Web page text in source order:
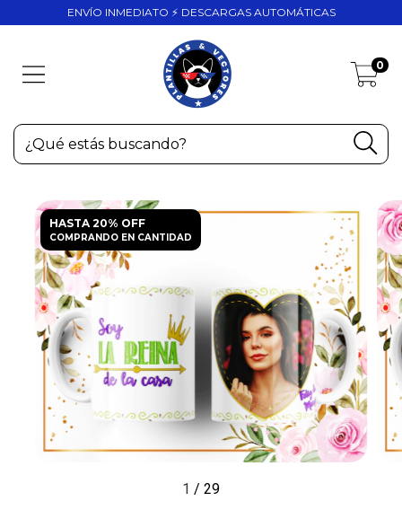
ENVÍO INMEDIATO ⚡ DESCARGAS AUTOMÁTICAS
0
HASTA 20% OFF
COMPRANDO EN CANTIDAD
1 / 29